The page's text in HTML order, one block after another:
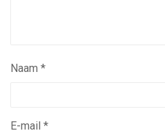
Naam *
E-mail *